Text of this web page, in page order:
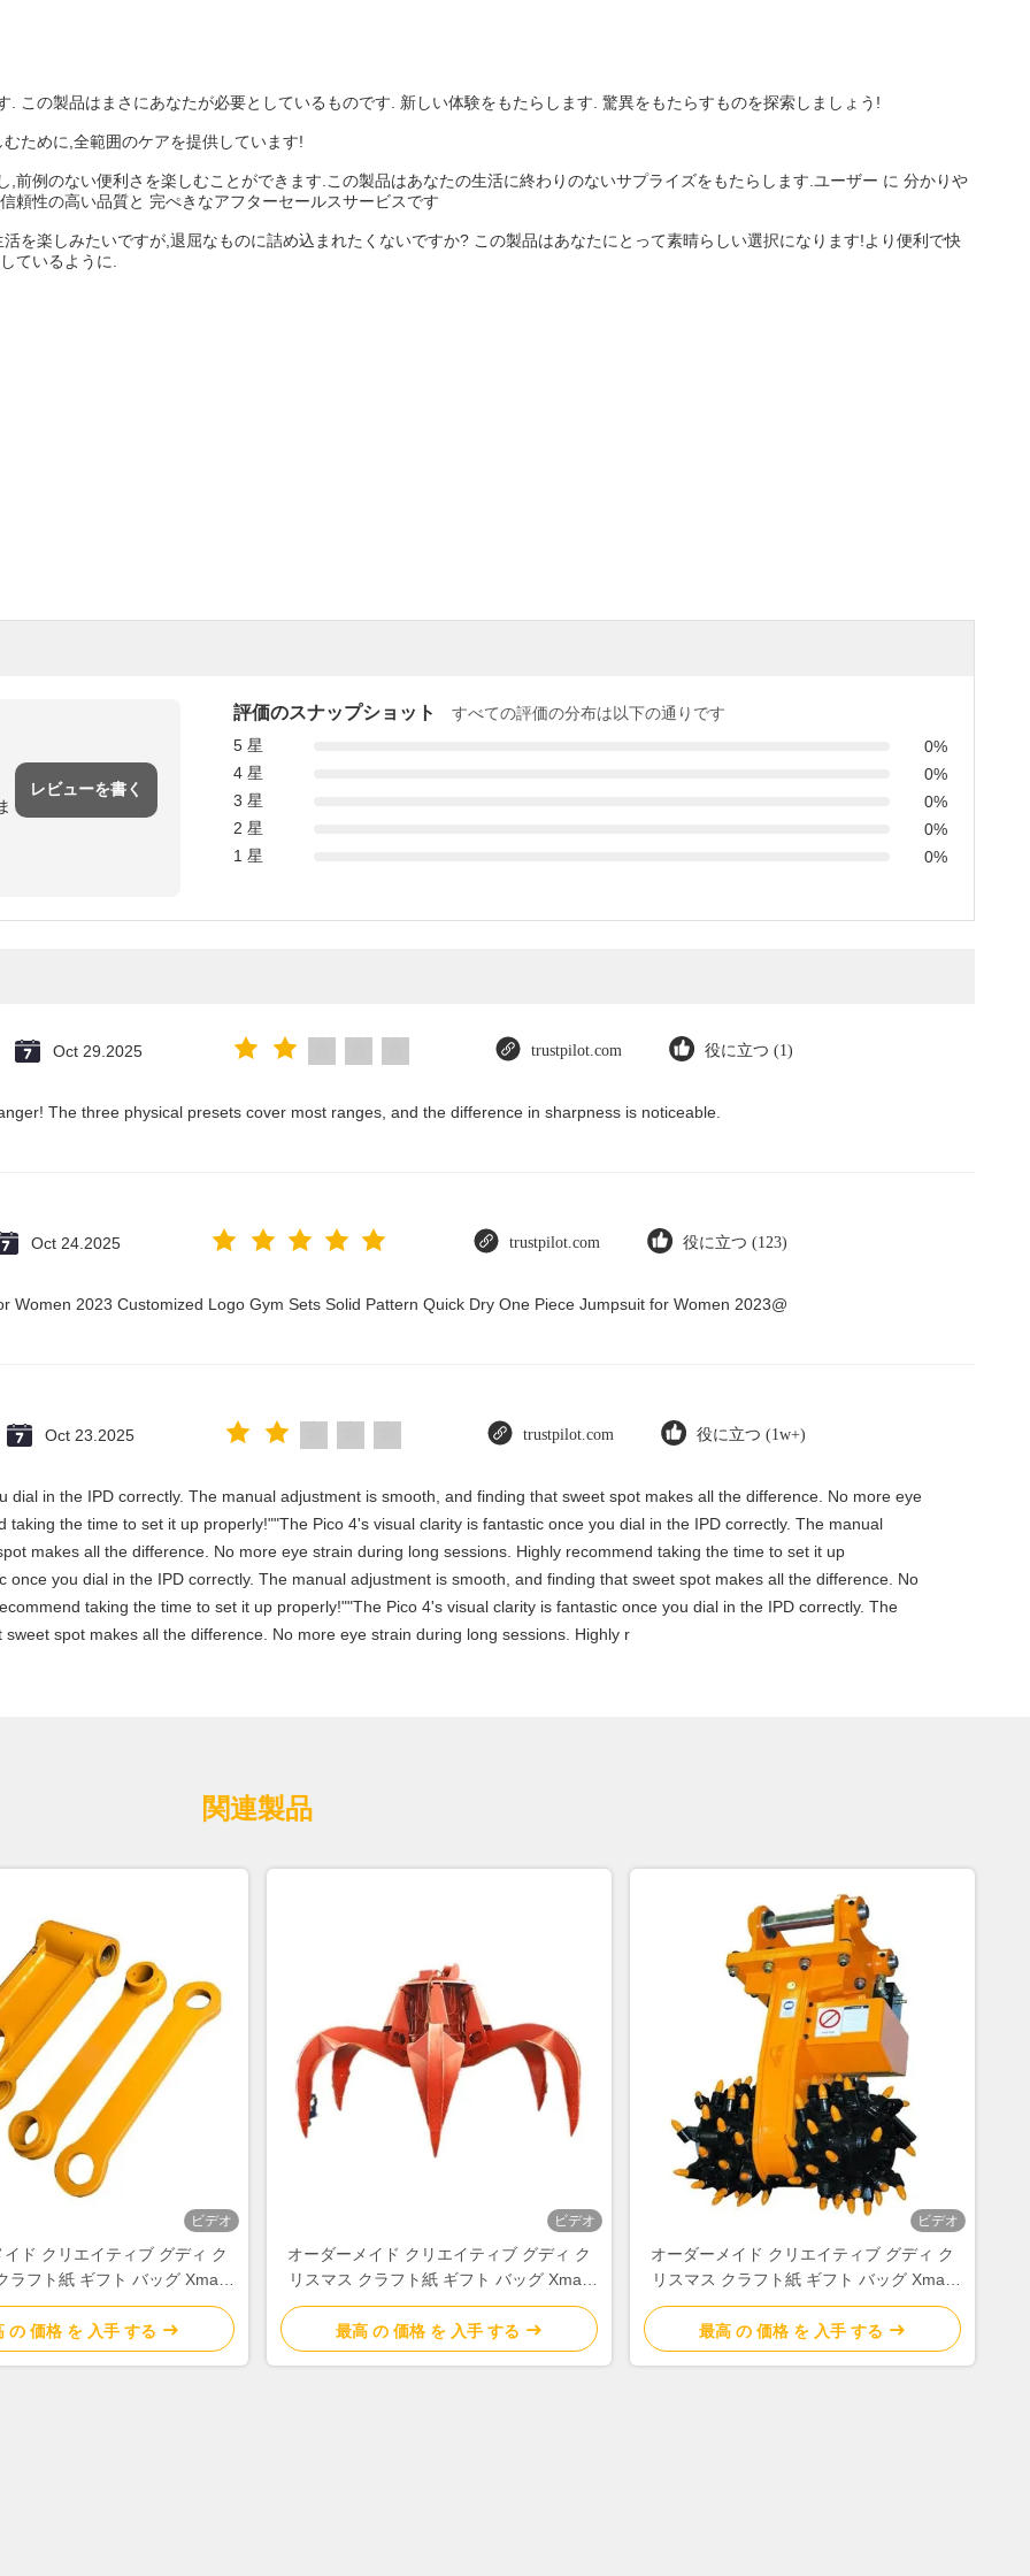
この製品はまさにあなたが必要としているものです. 新しい体験をもたらします. 驚異をもたらすものを探索しましょう!
ために,全範囲のケアを提供しています!
前例のない便利さを楽しむことができます.この製品はあなたの生活に終わりのないサプライズをもたらします.ユーザー に 分かりや
頼性の高い品質と 完ぺきなアフターセールスサービスです
を楽しみたいですが,退屈なものに詰め込まれたくないですか? この製品はあなたにとって素晴らしい選択になります!より便利で快
ているように.
レビューを書く
評価のスナップショット
すべての評価の分布は以下の通りです
5 星
0%
4 星
0%
3 星
0%
2 星
0%
1 星
0%
Oct 29.2025 trustpilot.com 役に立つ (1)
The three physical presets cover most ranges, and the difference in sharpness is noticeable.
Oct 24.2025 trustpilot.com 役に立つ (123)
Women 2023 Customized Logo Gym Sets Solid Pattern Quick Dry One Piece Jumpsuit for Women 2023@
Oct 23.2025 trustpilot.com 役に立つ (1w+)
dial in the IPD correctly. The manual adjustment is smooth, and finding that sweet spot makes all the difference. No more eye
the time to set it up properly!""The Pico 4's visual clarity is fantastic once you dial in the IPD correctly. The manual
makes all the difference. No more eye strain during long sessions. Highly recommend taking the time to set it up
once you dial in the IPD correctly. The manual adjustment is smooth, and finding that sweet spot makes all the difference. No
taking the time to set it up properly!""The Pico 4's visual clarity is fantastic once you dial in the IPD correctly. The
spot makes all the difference. No more eye strain during long sessions. Highly r
関連製品
ビデオ
ド クリエイティブ グディ ク
ラフト紙 ギフト バッグ Xmas
ンパーティのための自分のロ
ゴ
の 価格 を 入手 する
ビデオ
オーダーメイド クリエイティブ グディ ク
リスマス クラフト紙 ギフト バッグ Xmas
デコレーションパーティのための自分のロ
ゴ
最高 の 価格 を 入手 する
ビデオ
オーダーメイド クリエイティブ グディ ク
リスマス クラフト紙 ギフト バッグ Xmas
デコレーションパーティのための自分のロ
ゴ
最高 の 価格 を 入手 する